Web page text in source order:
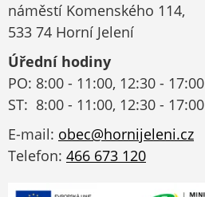
náměstí Komenského 114,
533 74 Horní Jelení
Úřední hodiny
PO: 8:00 - 11:00, 12:30 - 17:00
ST: 8:00 - 11:00, 12:30 - 17:00
E-mail: obec@hornijeleni.cz
Telefon: 466 673 120